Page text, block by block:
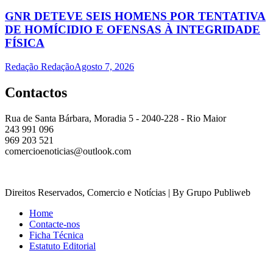
GNR DETEVE SEIS HOMENS POR TENTATIVA
DE HOMÍCIDIO E OFENSAS À INTEGRIDADE
FÍSICA
Redação RedaçãoAgosto 7, 2026
Contactos
Rua de Santa Bárbara, Moradia 5 - 2040-228 - Rio Maior
243 991 096
969 203 521
comercioenoticias@outlook.com
Direitos Reservados, Comercio e Notícias | By Grupo Publiweb
Home
Contacte-nos
Ficha Técnica
Estatuto Editorial